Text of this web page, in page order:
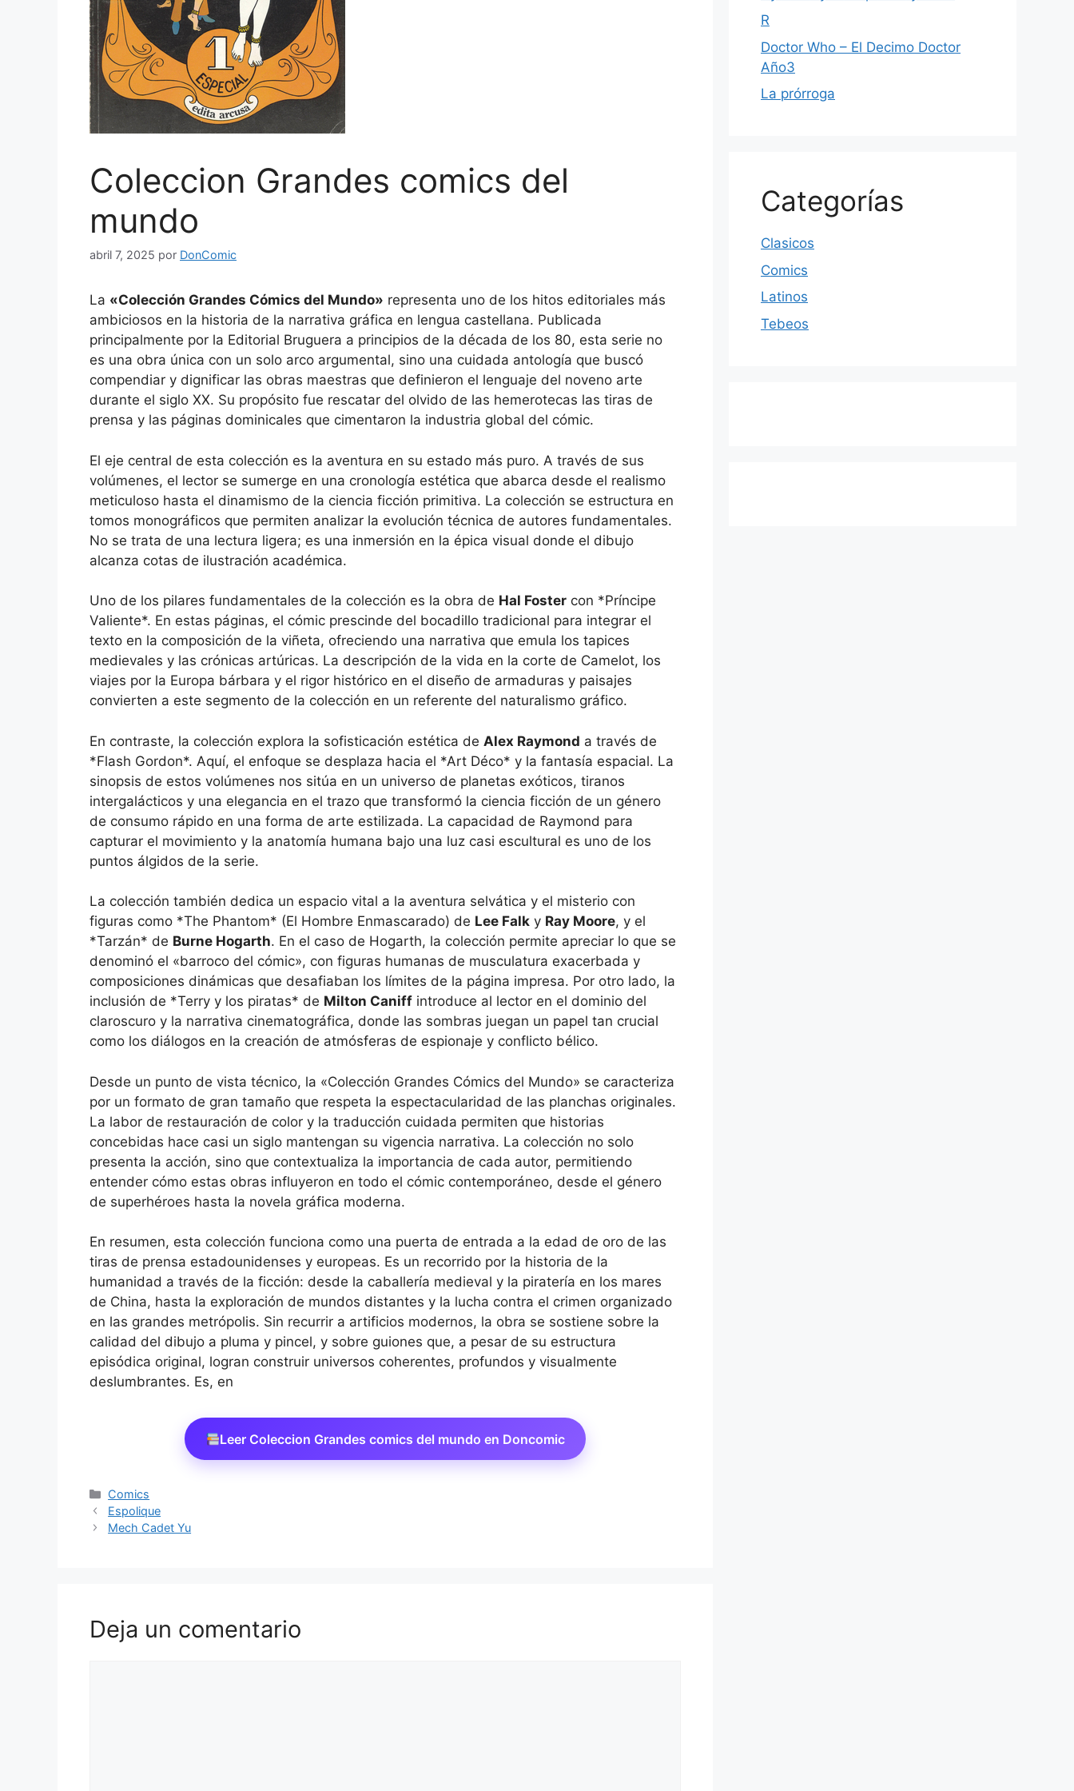
Coleccion Grandes comics del
mundo
abril 7, 2025 por DonComic
La «Colección Grandes Cómics del Mundo» representa uno de los hitos editoriales más
ambiciosos en la historia de la narrativa gráfica en lengua castellana. Publicada
principalmente por la Editorial Bruguera a principios de la década de los 80, esta serie no
es una obra única con un solo arco argumental, sino una cuidada antología que buscó
compendiar y dignificar las obras maestras que definieron el lenguaje del noveno arte
durante el siglo XX. Su propósito fue rescatar del olvido de las hemerotecas las tiras de
prensa y las páginas dominicales que cimentaron la industria global del cómic.
El eje central de esta colección es la aventura en su estado más puro. A través de sus
volúmenes, el lector se sumerge en una cronología estética que abarca desde el realismo
meticuloso hasta el dinamismo de la ciencia ficción primitiva. La colección se estructura en
tomos monográficos que permiten analizar la evolución técnica de autores fundamentales.
No se trata de una lectura ligera; es una inmersión en la épica visual donde el dibujo
alcanza cotas de ilustración académica.
Uno de los pilares fundamentales de la colección es la obra de Hal Foster con *Príncipe
Valiente*. En estas páginas, el cómic prescinde del bocadillo tradicional para integrar el
texto en la composición de la viñeta, ofreciendo una narrativa que emula los tapices
medievales y las crónicas artúricas. La descripción de la vida en la corte de Camelot, los
viajes por la Europa bárbara y el rigor histórico en el diseño de armaduras y paisajes
convierten a este segmento de la colección en un referente del naturalismo gráfico.
En contraste, la colección explora la sofisticación estética de Alex Raymond a través de
*Flash Gordon*. Aquí, el enfoque se desplaza hacia el *Art Déco* y la fantasía espacial. La
sinopsis de estos volúmenes nos sitúa en un universo de planetas exóticos, tiranos
intergalácticos y una elegancia en el trazo que transformó la ciencia ficción de un género
de consumo rápido en una forma de arte estilizada. La capacidad de Raymond para
capturar el movimiento y la anatomía humana bajo una luz casi escultural es uno de los
puntos álgidos de la serie.
La colección también dedica un espacio vital a la aventura selvática y el misterio con
figuras como *The Phantom* (El Hombre Enmascarado) de Lee Falk y Ray Moore, y el
*Tarzán* de Burne Hogarth. En el caso de Hogarth, la colección permite apreciar lo que se
denominó el «barroco del cómic», con figuras humanas de musculatura exacerbada y
composiciones dinámicas que desafiaban los límites de la página impresa. Por otro lado, la
inclusión de *Terry y los piratas* de Milton Caniff introduce al lector en el dominio del
claroscuro y la narrativa cinematográfica, donde las sombras juegan un papel tan crucial
como los diálogos en la creación de atmósferas de espionaje y conflicto bélico.
Desde un punto de vista técnico, la «Colección Grandes Cómics del Mundo» se caracteriza
por un formato de gran tamaño que respeta la espectacularidad de las planchas originales.
La labor de restauración de color y la traducción cuidada permiten que historias
concebidas hace casi un siglo mantengan su vigencia narrativa. La colección no solo
presenta la acción, sino que contextualiza la importancia de cada autor, permitiendo
entender cómo estas obras influyeron en todo el cómic contemporáneo, desde el género
de superhéroes hasta la novela gráfica moderna.
En resumen, esta colección funciona como una puerta de entrada a la edad de oro de las
tiras de prensa estadounidenses y europeas. Es un recorrido por la historia de la
humanidad a través de la ficción: desde la caballería medieval y la piratería en los mares
de China, hasta la exploración de mundos distantes y la lucha contra el crimen organizado
en las grandes metrópolis. Sin recurrir a artificios modernos, la obra se sostiene sobre la
calidad del dibujo a pluma y pincel, y sobre guiones que, a pesar de su estructura
episódica original, logran construir universos coherentes, profundos y visualmente
deslumbrantes. Es, en
Leer Coleccion Grandes comics del mundo en Doncomic
Categorías
Comics
Espolique
Mech Cadet Yu
Deja un comentario
R
Doctor Who – El Decimo Doctor
Año3
La prórroga
Categorías
Clasicos
Comics
Latinos
Tebeos